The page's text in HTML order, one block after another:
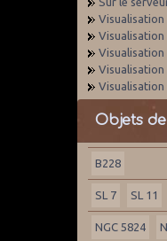
Visualisation
Visualisation
Visualisation
Visualisation
Visualisation
Objets
B228
SL 7 SL 11
NGC 5824